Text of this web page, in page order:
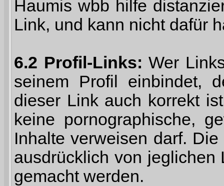
Haumis wbb hilfe
Link, und kann nicht dafür
6.2 Profil-Links: Wer
seinem Profil einbindet,
dieser Link auch korrekt
keine pornographische,
Inhalte verweisen darf.
ausdrücklich von jeglichen
gemacht werden.